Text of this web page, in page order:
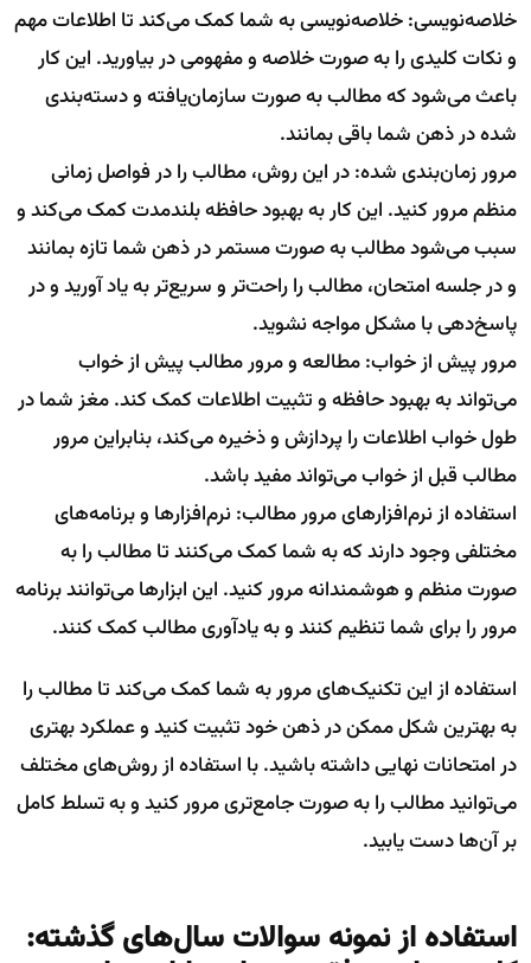
خلاصه‌نویسی: خلاصه‌نویسی به شما کمک می‌کند تا اطلاعات مهم
و نکات کلیدی را به صورت خلاصه و مفهومی در بیاورید. این کار
باعث می‌شود که مطالب به صورت سازمان‌یافته و دسته‌بندی
شده در ذهن شما باقی بمانند.
مرور زمان‌بندی شده: در این روش، مطالب را در فواصل زمانی
منظم مرور کنید. این کار به بهبود حافظه بلندمدت کمک می‌کند و
سبب می‌شود مطالب به صورت مستمر در ذهن شما تازه بمانند
و در جلسه امتحان، مطالب را راحت‌تر و سریع‌تر به یاد آورید و در
پاسخ‌دهی با مشکل مواجه نشوید.
مرور پیش از خواب: مطالعه و مرور مطالب پیش از خواب
می‌تواند به بهبود حافظه و تثبیت اطلاعات کمک کند. مغز شما در
طول خواب اطلاعات را پردازش و ذخیره می‌کند، بنابراین مرور
مطالب قبل از خواب می‌تواند مفید باشد.
استفاده از نرم‌افزارهای مرور مطالب: نرم‌افزارها و برنامه‌های
مختلفی وجود دارند که به شما کمک می‌کنند تا مطالب را به
صورت منظم و هوشمندانه مرور کنید. این ابزارها می‌توانند برنامه
مرور را برای شما تنظیم کنند و به یادآوری مطالب کمک کنند.
استفاده از این تکنیک‌های مرور به شما کمک می‌کند تا مطالب را
به بهترین شکل ممکن در ذهن خود تثبیت کنید و عملکرد بهتری
در امتحانات نهایی داشته باشید. با استفاده از روش‌های مختلف
می‌توانید مطالب را به صورت جامع‌تری مرور کنید و به تسلط کامل
بر آن‌ها دست یابید.
استفاده از نمونه سوالات سال‌های گذشته: